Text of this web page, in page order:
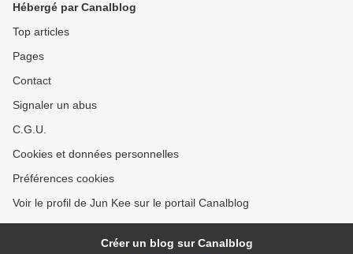
Hébergé par Canalblog
Top articles
Pages
Contact
Signaler un abus
C.G.U.
Cookies et données personnelles
Préférences cookies
Voir le profil de Jun Kee sur le portail Canalblog
Créer un blog sur Canalblog